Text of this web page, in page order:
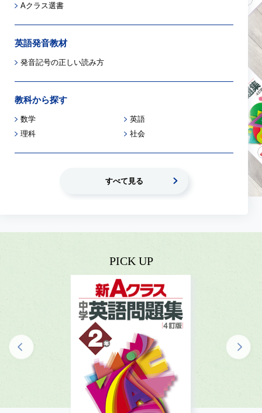
Aクラス選書
英語発音教材
発音記号の正しい読み方
教科から探す
数学
英語
理科
社会
すべて見る
PICK UP